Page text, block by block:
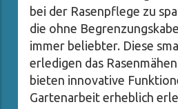
bei der Rasenpflege zu
die ohne
immer beliebter. Diese
erledigen das
bieten innovative
Gartenarbeit erheblich